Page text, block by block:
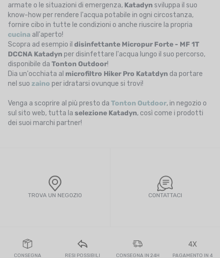
armate o le situazioni di emergenza, Katadyn sviluppa il suo
know-how per rendere l'acqua potabile in ogni circostanza,
fornire cibo in tutte le condizioni o anche riuscire la propria
cucina all'aperto!
Scopra ad esempio il disinfettante Micropur Forte - MF 1T
DCCNA Katadyn per disinfettare l'acqua lungo il suo percorso,
disponibile da Tonton Outdoor!
Dia un'occhiata al microfiltro Hiker Pro Katatdyn da portare
nel suo zaino per idratarsi ovunque si trovi!
Venga a scoprire al più presto da Tonton Outdoor, in negozio o
sul sito web, tutta la selezione Katadyn, così come i prodotti
dei suoi marchi partner!
TROVA UN NEGOZIO CONTATTACI
CONSEGNA RESI POSSIBILI CONSEGNA IN 24H
4X
PAGAMENTO IN 4